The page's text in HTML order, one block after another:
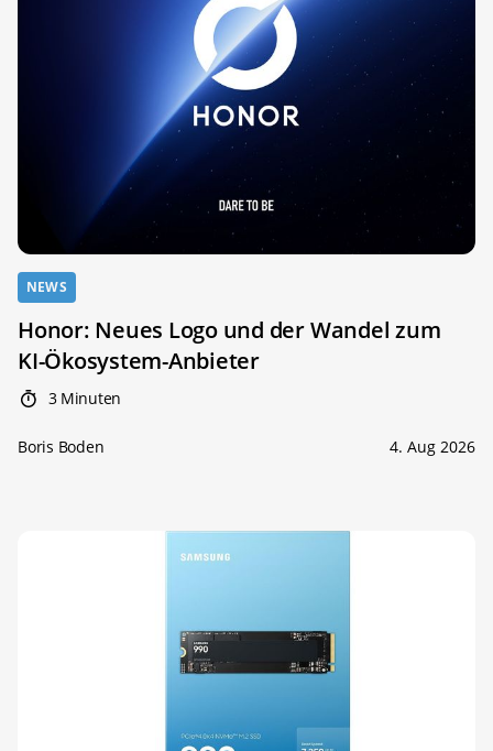
NEWS
Honor: Neues Logo und der Wandel zum
KI-Ökosystem-Anbieter
3 Minuten
Boris Boden 4. Aug 2026